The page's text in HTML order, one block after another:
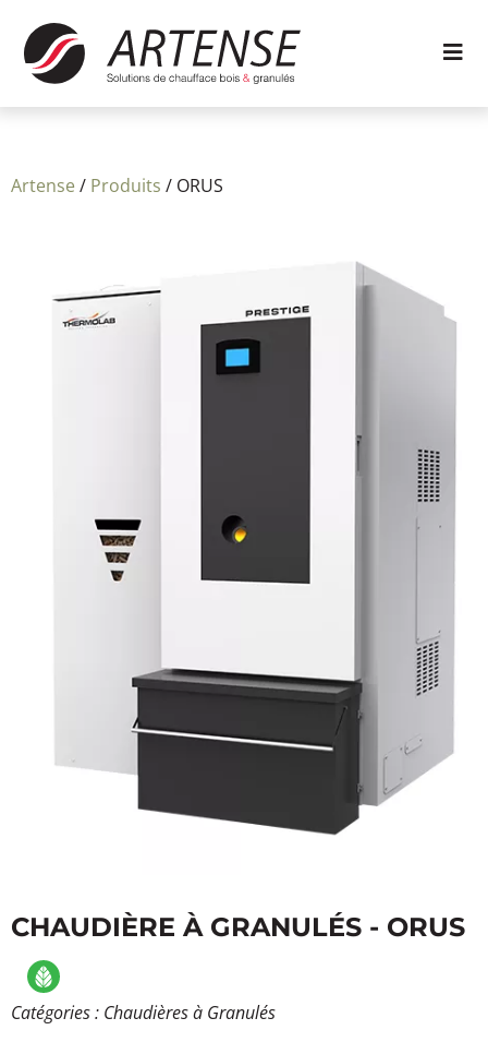
Artense/ Produits / ORUS
CHAUDIÈRE À GRANULÉS - ORUS
Catégories : Chaudières à Granulés